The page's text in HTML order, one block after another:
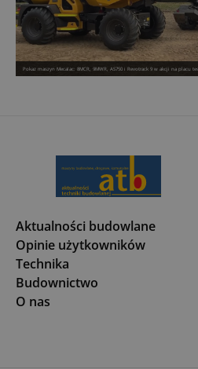
Pokaz maszyn Mecalac: 8MCR, 9MWR, AS750 i Revotrack 9 w akcji na placu
Aktualności budowlane
Opinie użytkowników
Technika
Budownictwo
O nas